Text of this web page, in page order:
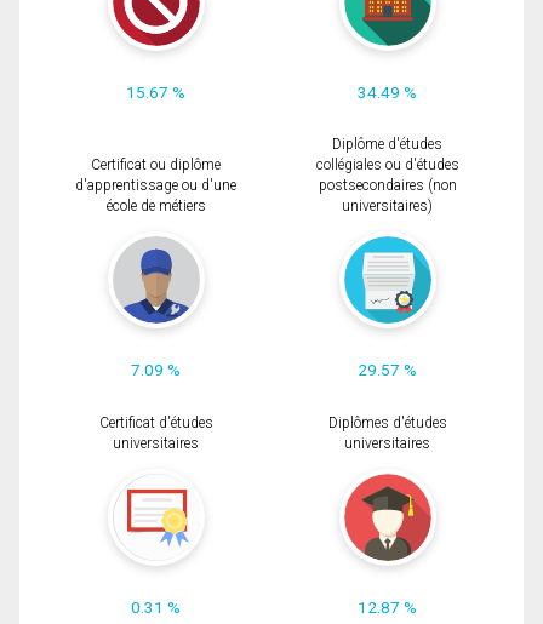
15.67 % 34.49 %
Certificat ou diplôme
d'apprentissage ou d'une
école de métiers
7.09 %
Diplôme d'études
collégiales ou d'études
postsecondaires (non
universitaires)
29.57 %
Certificat d'études
universitaires
0.31 %
Diplômes d'études
universitaires
12.87 %